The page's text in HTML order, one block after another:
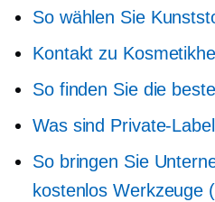
So wählen Sie
Kontakt zu
So finden Sie die
Was sind Private-
So bringen Sie
kostenlos Werkzeuge